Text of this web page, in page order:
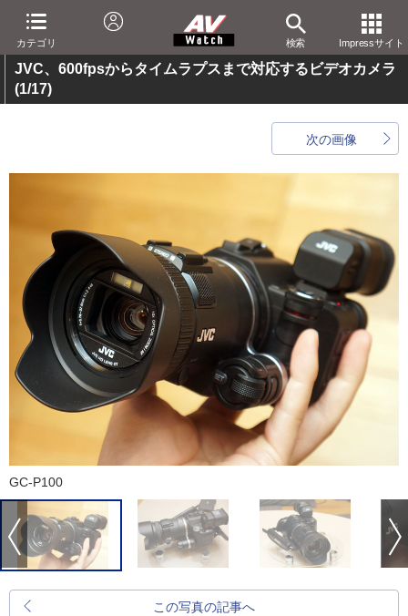
カテゴリ 検索 Impressサイト
JVC、600fpsからタイムラプスまで対応するビデオカメラ
(1/17)
次の画像
GC-P100
この写真の記事へ